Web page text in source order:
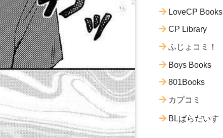
LoveCP Books
CP Library
ふじょコミ！
Boys Books
801Books
カプコミ
BLぱらだいす